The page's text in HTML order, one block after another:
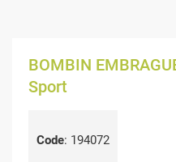
BOMBIN
Sport
Code: 194072